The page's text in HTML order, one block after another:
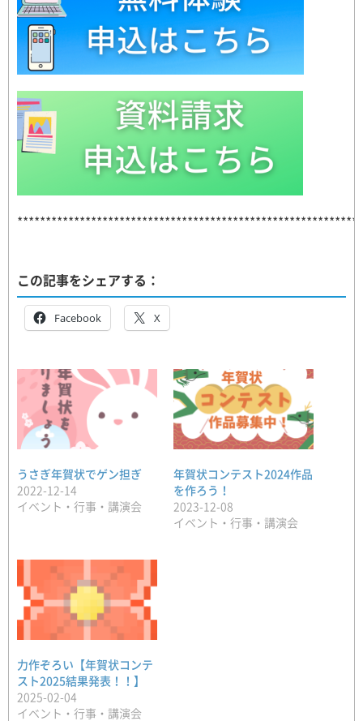
この記事をシェアする：
Facebook X
うさぎ年賀状でゲン担ぎ
2022-12-14
イベント・行事・講演会
年賀状コンテスト2024作品
を作ろう！
2023-12-08
イベント・行事・講演会
力作ぞろい【年賀状コンテ
スト2025結果発表！！】
2025-02-04
イベント・行事・講演会